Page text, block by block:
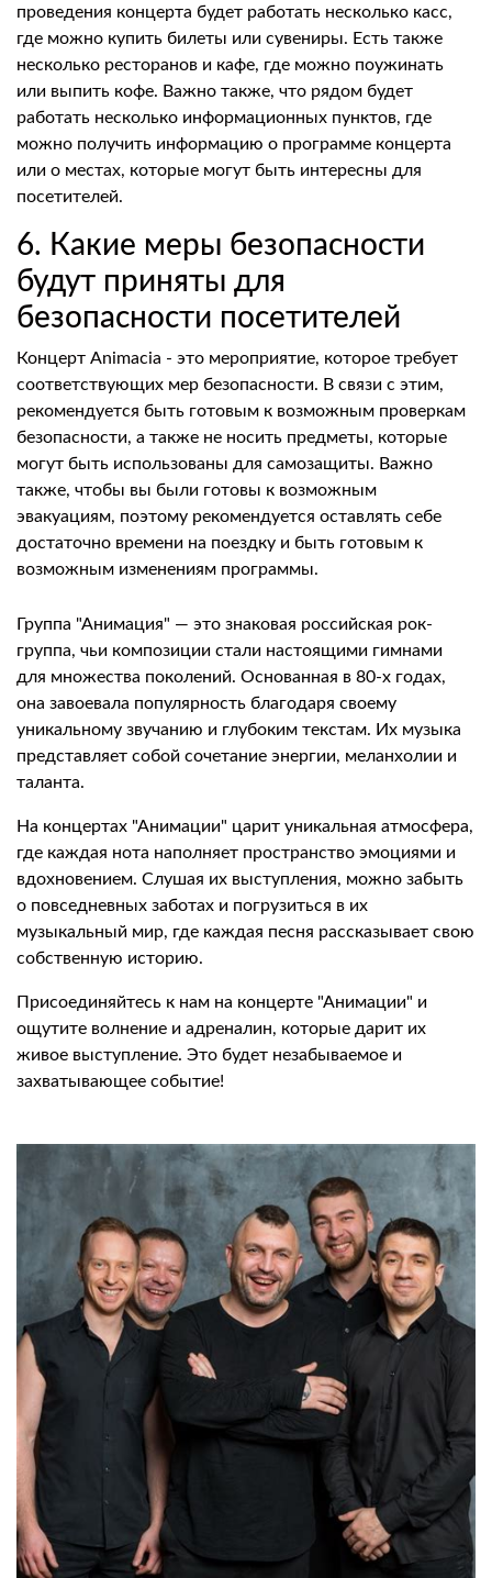
проведения концерта будет работать несколько касс,
где можно купить билеты или сувениры. Есть также
несколько ресторанов и кафе, где можно поужинать
или выпить кофе. Важно также, что рядом будет
работать несколько информационных пунктов, где
можно получить информацию о программе концерта
или о местах, которые могут быть интересны для
посетителей.
6. Какие меры безопасности
будут приняты для
безопасности посетителей
Концерт Animacia - это мероприятие, которое требует
соответствующих мер безопасности. В связи с этим,
рекомендуется быть готовым к возможным проверкам
безопасности, а также не носить предметы, которые
могут быть использованы для самозащиты. Важно
также, чтобы вы были готовы к возможным
эвакуациям, поэтому рекомендуется оставлять себе
достаточно времени на поездку и быть готовым к
возможным изменениям программы.
Группа "Анимация" — это знаковая российская рок-
группа, чьи композиции стали настоящими гимнами
для множества поколений. Основанная в 80-х годах,
она завоевала популярность благодаря своему
уникальному звучанию и глубоким текстам. Их музыка
представляет собой сочетание энергии, меланхолии и
таланта.
На концертах "Анимации" царит уникальная атмосфера,
где каждая нота наполняет пространство эмоциями и
вдохновением. Слушая их выступления, можно забыть
о повседневных заботах и погрузиться в их
музыкальный мир, где каждая песня рассказывает свою
собственную историю.
Присоединяйтесь к нам на концерте "Анимации" и
ощутите волнение и адреналин, которые дарит их
живое выступление. Это будет незабываемое и
захватывающее событие!